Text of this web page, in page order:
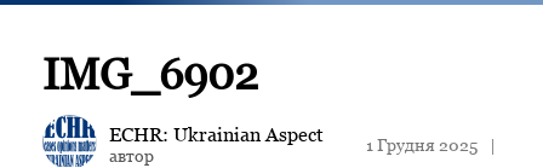
IMG_6902
ECHR: Ukrainian Aspect
автор
1 Грудня 2025 |